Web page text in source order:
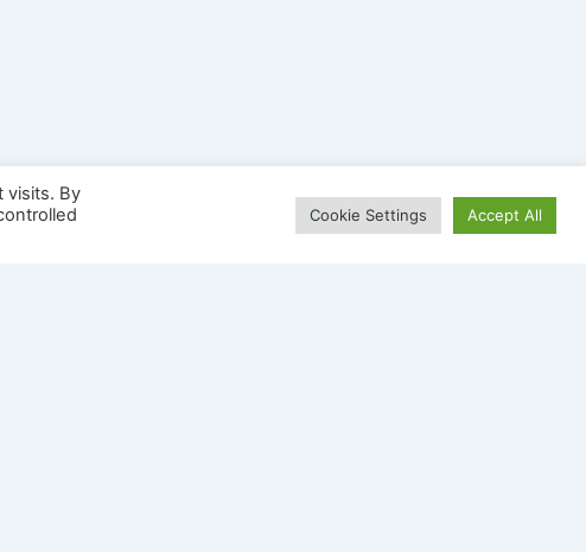
visits. By
Cookie Settings Accept All